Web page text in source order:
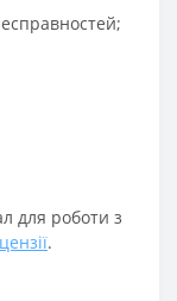
для роботи з
.